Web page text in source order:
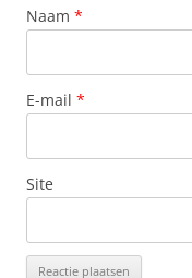
Naam *
E-mail *
Site